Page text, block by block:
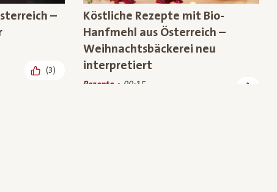
–
(3)
Köstliche Rezepte mit Bio-
Hanfmehl aus Österreich –
Weihnachtsbäckerei neu
interpretiert
Rezepte 00:15